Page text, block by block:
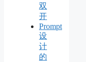
双
开
Prompt
设
计
的